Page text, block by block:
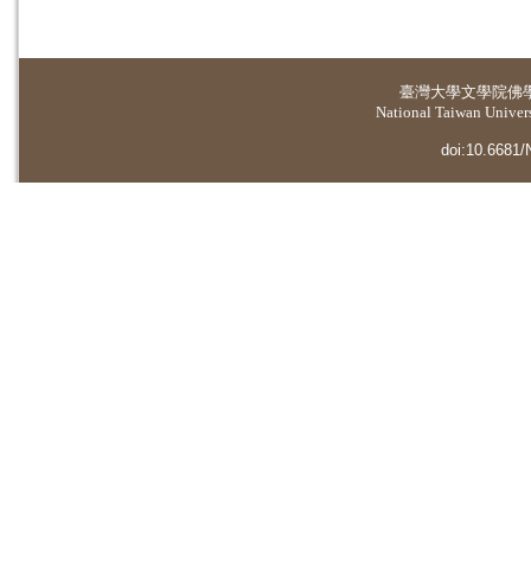
臺灣大學文學院佛
National Taiwan
doi:10.6681/